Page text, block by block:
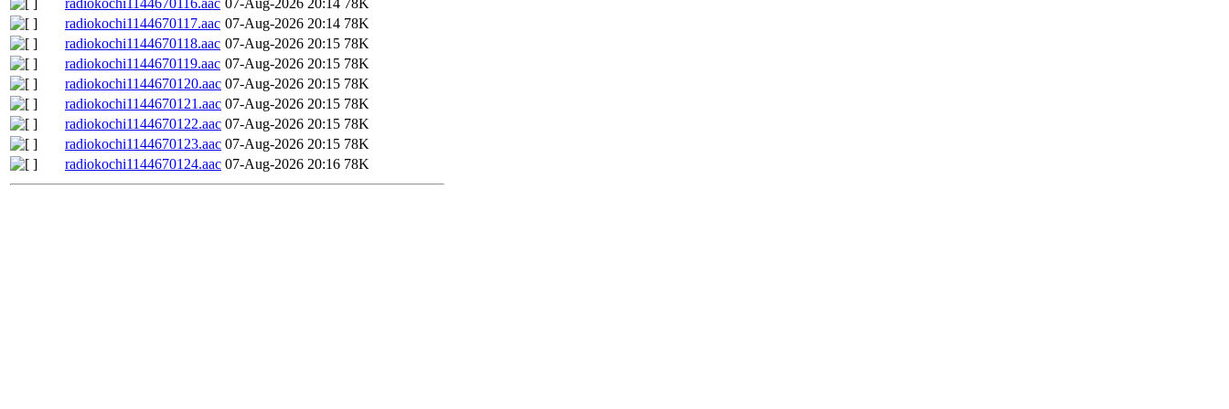
radiokochi1144670116.aac 07-Aug-2026 20:14 78K
radiokochi1144670117.aac 07-Aug-2026 20:14 78K
radiokochi1144670118.aac 07-Aug-2026 20:15 78K
radiokochi1144670119.aac 07-Aug-2026 20:15 78K
radiokochi1144670120.aac 07-Aug-2026 20:15 78K
radiokochi1144670121.aac 07-Aug-2026 20:15 78K
radiokochi1144670122.aac 07-Aug-2026 20:15 78K
radiokochi1144670123.aac 07-Aug-2026 20:15 78K
radiokochi1144670124.aac 07-Aug-2026 20:16 78K